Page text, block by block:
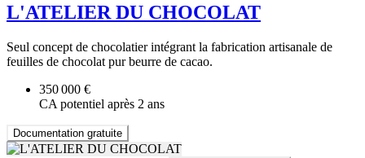
L'ATELIER DU CHOCOLAT
Seul concept de chocolatier intégrant la fabrication artisanale de
feuilles de chocolat pur beurre de cacao.
350 000 €
CA potentiel après 2 ans
Documentation gratuite